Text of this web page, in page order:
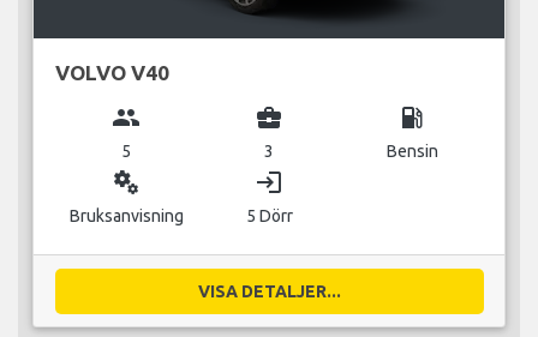
VOLVO V40
group
5
business_center
3
local_gas_station
Bensin
miscellaneous_services
Bruksanvisning
login
5 Dörr
VISA DETALJER...